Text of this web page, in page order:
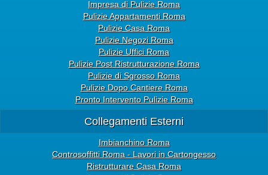
Impresa di Pulizie Roma
Pulizie Appartamenti Roma
Pulizie Casa Roma
Pulizie Negozi Roma
Pulizie Uffici Roma
Pulizie Post Ristrutturazione Roma
Pulizie di Sgrosso Roma
Pulizie Dopo Cantiere Roma
Pronto Intervento Pulizie Roma
Collegamenti Esterni
Imbianchino Roma
Controsoffitti Roma - Lavori in Cartongesso
Ristrutturare Casa Roma